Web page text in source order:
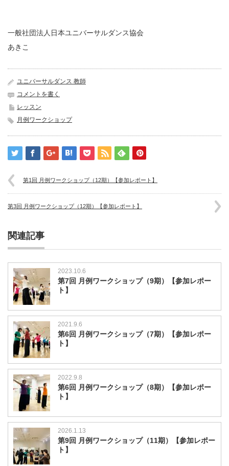
一般社団法人日本ユニバーサルダンス協会
あきこ
ユニバーサルダンス 教師
コメントを書く
レッスン
月例ワークショップ
第1回 月例ワークショップ（12期）【参加レポート】
第3回 月例ワークショップ（12期）【参加レポート】
関連記事
2023.10.6
第7回 月例ワークショップ（9期）【参加レポー
ト】
2021.9.6
第6回 月例ワークショップ（7期）【参加レポー
ト】
2022.9.8
第6回 月例ワークショップ（8期）【参加レポー
ト】
2026.1.13
第9回 月例ワークショップ（11期）【参加レポー
ト】